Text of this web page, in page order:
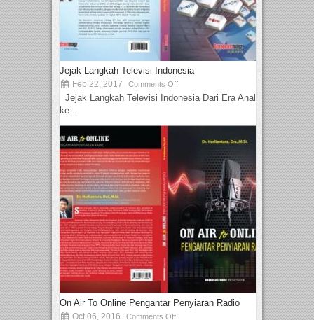
Jejak Langkah Televisi Indonesia
Feb 22, 2017 Comments Off
Jejak Langkah Televisi Indonesia Dari Era Analog
ke...
On Air To Online Pengantar Penyiaran Radio
Oct 06, 2016 Comments Off